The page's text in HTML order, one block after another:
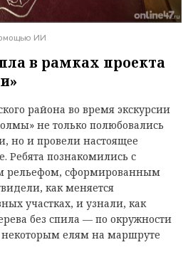
ИИ
в рамках проекта
района во время экскурсии
не только полюбовались
и провели настоящее
Ребята познакомились с
рельефом, сформированным
как меняется
участках, и узнали, как
без спила — по окружности
некоторым елям на маршруте